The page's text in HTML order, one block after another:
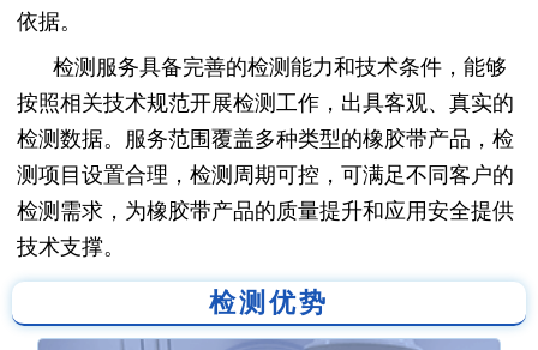
依据。
检测服务具备完善的检测能力和技术条件，能够
按照相关技术规范开展检测工作，出具客观、真实的
检测数据。服务范围覆盖多种类型的橡胶带产品，检
测项目设置合理，检测周期可控，可满足不同客户的
检测需求，为橡胶带产品的质量提升和应用安全提供
技术支撑。
检测优势